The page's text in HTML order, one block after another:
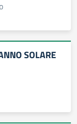
SOLARE